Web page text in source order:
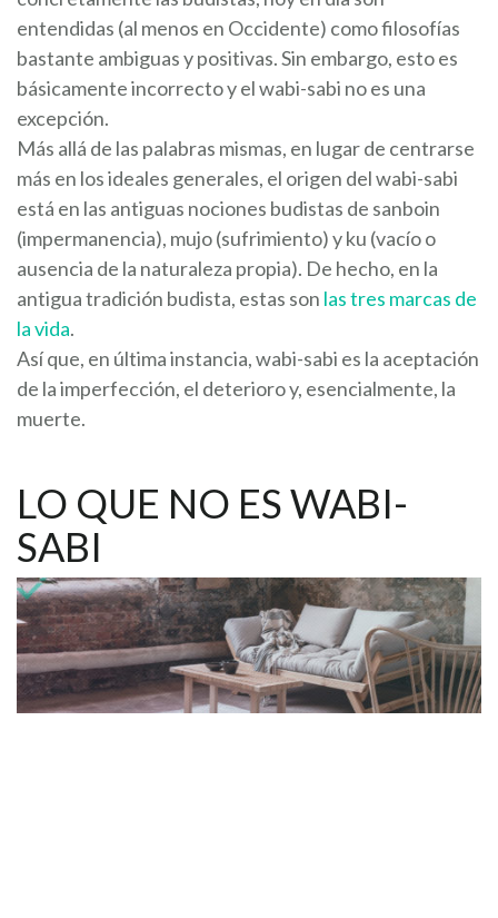
entendidas (al menos en Occidente) como filosofías
bastante ambiguas y positivas. Sin embargo, esto es
básicamente incorrecto y el wabi-sabi no es una
excepción.
Más allá de las palabras mismas, en lugar de centrarse
más en los ideales generales, el origen del wabi-sabi
está en las antiguas nociones budistas de sanboin
(impermanencia), mujo (sufrimiento) y ku (vacío o
ausencia de la naturaleza propia). De hecho, en la
antigua tradición budista, estas son las tres marcas de
la vida.
Así que, en última instancia, wabi-sabi es la aceptación
de la imperfección, el deterioro y, esencialmente, la
muerte.
LO QUE NO ES WABI-
SABI